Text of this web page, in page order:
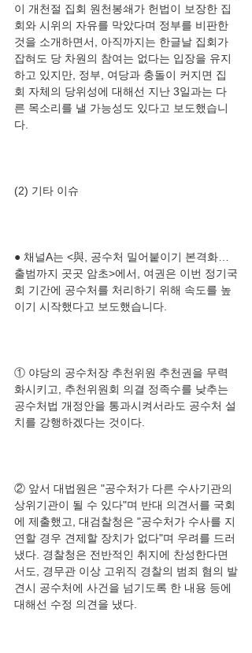
이 개천절 집회 원천봉쇄가 헌법이 보장한 집
회와 시위의 자유를 막았다며 정부를 비판한
것을 소개하면서, 아직까지는 한글날 집회가
잡혀도 당 차원의 참여는 없다는 입장을 유지
하고 있지만, 정부, 여당과 충돌이 커지면 집
회 자체의 당위성에 대해선 지난 3일과는 다
른 목소리를 낼 가능성도 있다고 보도했습니
● 채널A는 <與, 공수처 밀어붙이기 본격화…
출범까지 곳곳 암초>에서, 여권은 이번 정기국
회 기간에 공수처를 처리하기 위해 속도를 높
① 야당의 공수처장 추천위원 추천권을 무력
화시키고, 추천위원회 의결 정족수를 낮추는
공수처법 개정안을 통과시켜서라도 공수처 설
② 앞서 대법원은 "공수처가 다른 수사기관의
상위기관이 될 수 있다"며 반대 의견서를 국회
에 제출했고, 대검찰청은 "공수처가 수사를 지
연할 경우 견제할 장치가 없다"며 우려를 드러
냈다. 경찰청은 전반적인 취지에 찬성한다면
서도, 경무관 이상 고위직 경찰의 범죄 혐의 발
견시 공수처에 사건을 넘기도록 한 내용 등에